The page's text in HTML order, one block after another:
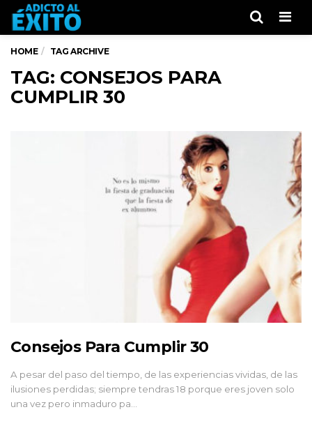
HOME TAG ARCHIVE
TAG: CONSEJOS PARA
CUMPLIR 30
Consejos Para Cumplir 30
A pesar del paso del tiempo, de las experiencias vividas, de las
ilusiones perdidas; siempre tendras 18 porque eres joven solo
una vez pero inmaduro pa…